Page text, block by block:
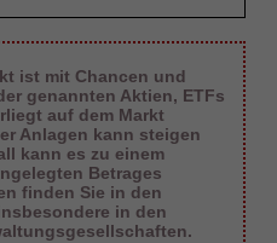
ist mit Chancen und
genannten Aktien, ETFs
auf dem Markt
Anlagen kann steigen
kann es zu einem
Betrages
finden Sie in den
in den